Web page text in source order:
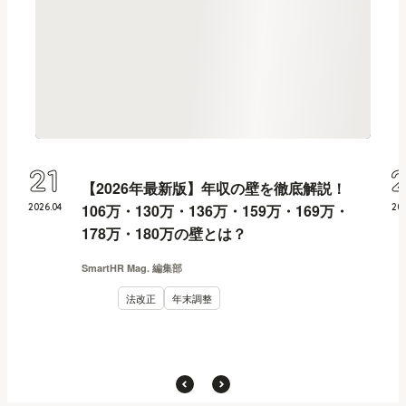
【2026年最新版】年収の壁を徹底解説！
106万・130万・136万・159万・169万・
178万・180万の壁とは？
SmartHR Mag. 編集部
法改正 年末調整
2026.04
21